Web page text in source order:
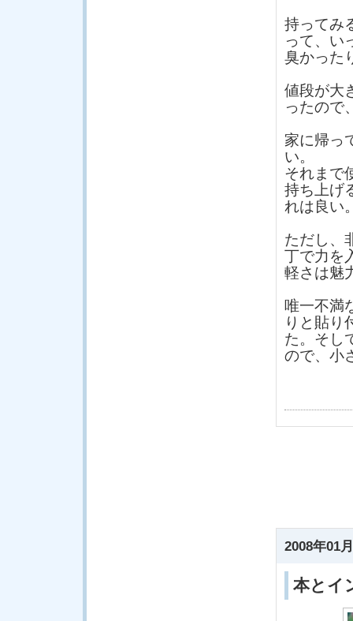
持ってみ
って、い
臭かった
値段が大
ったので
家に帰っ
い。
それまで
持ち上げ
れは良い
ただし、
丁で力を
軽さは魅
唯一不満
りと貼り
た。そし
ので、小
2008年01
本とイ